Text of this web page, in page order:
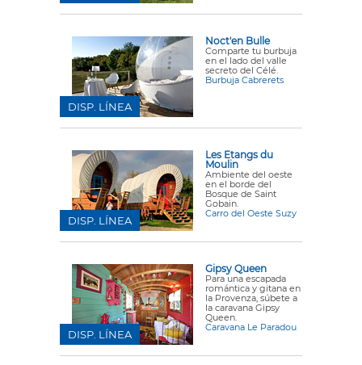
Noct'en Bulle
Comparte tu burbuja
en el lado del valle
secreto del Célé.
Burbuja Cabrerets
DISP. LÍNEA
Les Etangs du
Moulin
Ambiente del oeste
en el borde del
Bosque de Saint
Gobain.
Carro del Oeste Suzy
DISP. LÍNEA
Gipsy Queen
Para una escapada
romántica y gitana en
la Provenza, súbete a
la caravana Gipsy
Queen.
Caravana Le Paradou
DISP. LÍNEA